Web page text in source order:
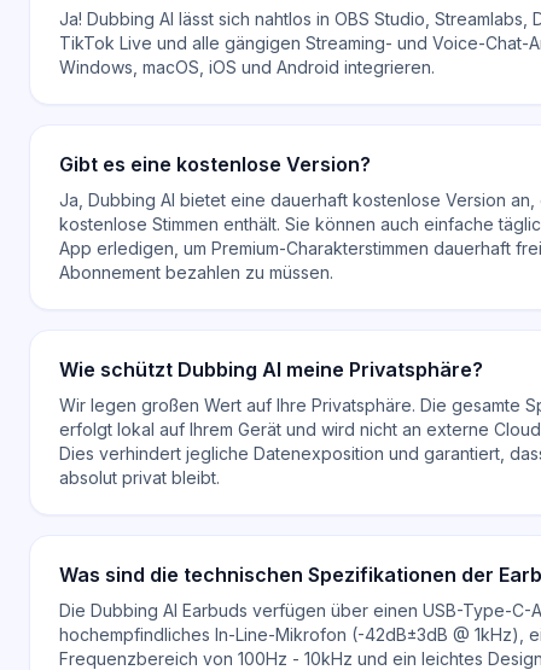
Ja! Dubbing AI lässt sich nahtlos in OBS Studio, Streamlabs,
TikTok Live und alle gängigen Streaming- und Voice-Chat-
Windows, macOS, iOS und Android integrieren.
Gibt es eine kostenlose Version?
Ja, Dubbing AI bietet eine dauerhaft kostenlose Version
kostenlose Stimmen enthält. Sie können auch einfache
App erledigen, um Premium-Charakterstimmen dauerhaft
Abonnement bezahlen zu müssen.
Wie schützt Dubbing AI meine Privatsphäre?
Wir legen großen Wert auf Ihre Privatsphäre. Die gesamte
erfolgt lokal auf Ihrem Gerät und wird nicht an externe
Dies verhindert jegliche Datenexposition und garantiert,
absolut privat bleibt.
Was sind die technischen Spezifikationen der
Die Dubbing AI Earbuds verfügen über einen USB-Type-C-
hochempfindliches In-Line-Mikrofon (-42dB±3dB @ 1kHz),
Frequenzbereich von 100Hz - 10kHz und ein leichtes